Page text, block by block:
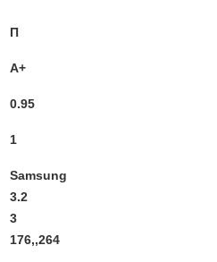
П
А+
0.95
1
Samsung
3.2
3
176,,264